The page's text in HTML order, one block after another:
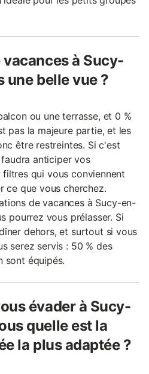
à Sucy-
une belle vue ?
ou une terrasse, et 0 %
pas la majeure partie, et les
être restreintes. Si c'est
anticiper vos
qui vous conviennent
ce que vous cherchez.
de vacances à Sucy-en-
pourrez vous prélasser. Si
dehors, et surtout si vous
serez servis : 50 % des
sont équipés.
évader à Sucy-
quelle est la
la plus adaptée ?